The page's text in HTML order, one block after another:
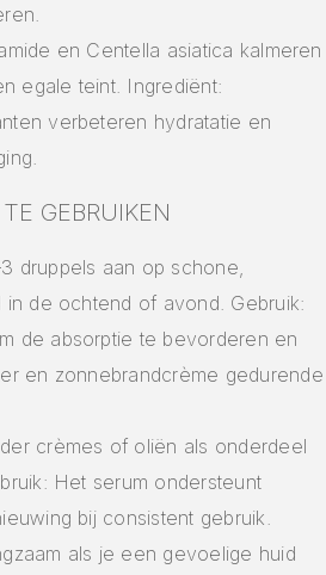
en Centella asiatica kalmeren
egale teint. Ingrediënt:
verbeteren hydratatie en
GEBRUIKEN
druppels aan op schone,
in de ochtend of avond. Gebruik:
de absorptie te bevorderen en
en zonnebrandcrème gedurende
crèmes of oliën als onderdeel
Het serum ondersteunt
bij consistent gebruik.
als je een gevoelige huid